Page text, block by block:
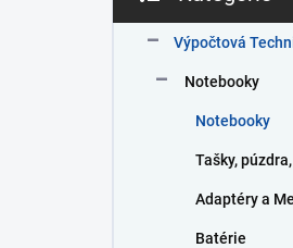
č
kategórie
Výpočtová
Notebooky
Notebooky
Tašky,
Adaptéry a
Batérie